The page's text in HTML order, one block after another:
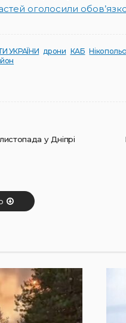
оголосили
УКРАЇНИ дрони КАБ
листопада у Дніпрі